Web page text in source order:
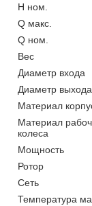
H ном.
Q макс.
Q ном.
Вес
Диаметр входа
Диаметр выхода
Материал
Материал
колеса
Мощность
Ротор
Сеть
Температура